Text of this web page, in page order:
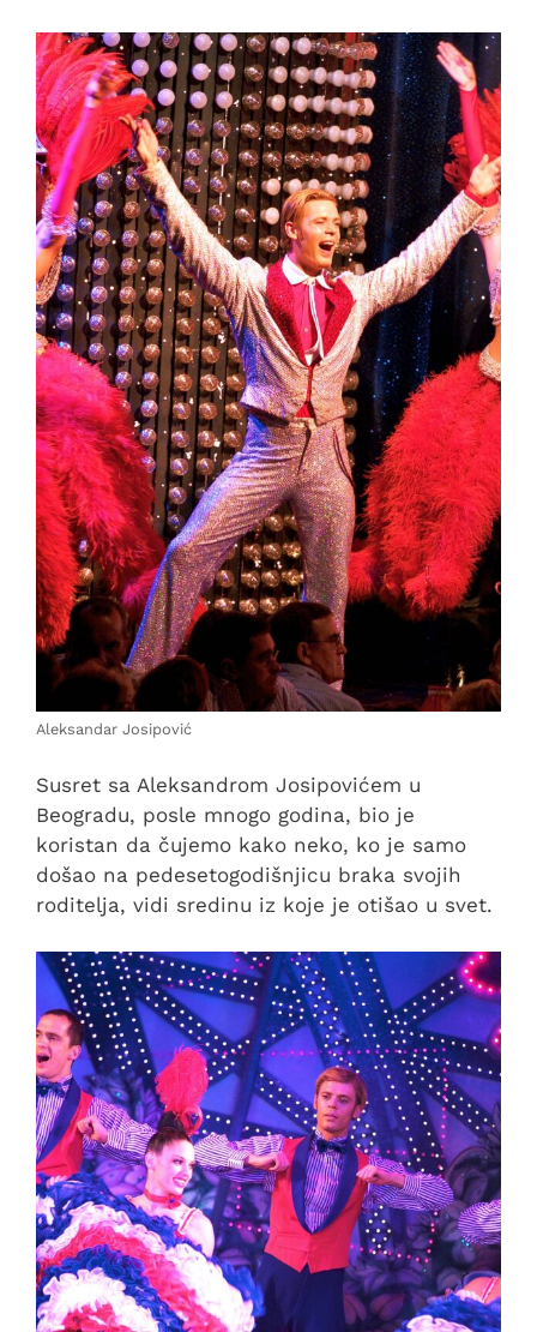
Aleksandar Josipović
Susret sa Aleksandrom Josipovićem u
Beogradu, posle mnogo godina, bio je
koristan da čujemo kako neko, ko je samo
došao na pedesetogodišnjicu braka svojih
roditelja, vidi sredinu iz koje je otišao u svet.